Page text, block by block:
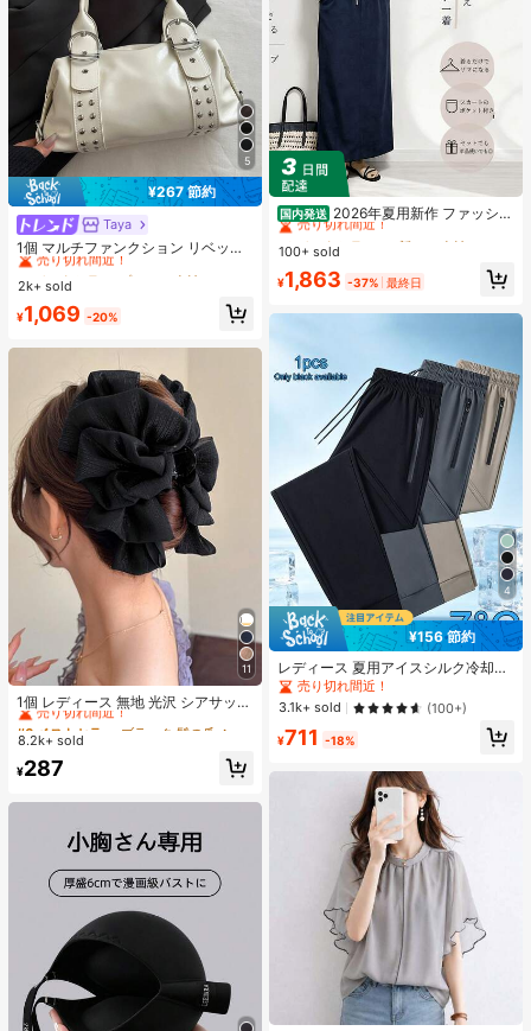
5
¥267 節約
Taya
1個 マルチファンクション リベット
ハンドバッグ、ビンテージバイクス
タイル リベットデコレーション PU
ック アンダーアームバッグ、仕事、
通勤、デート、パーティー、音楽フ
ェスに適しています
#1 ベストセラー
売り切れ間近！
#1 ベストセラー
売り切れ間近！
#1 ベストセラー
売り切れ間近！
#1 ベストセラー
売り切れ間近！
2k+ sold
¥1,069 -20%
11
1個 レディース 無地 光沢 シアサッカ
ー リボン ヘアクリップ、エレガント
なファッション クロークリップ、日
3cm-15cm)
#6 ベストセラー
ブラック 髪の爪
売り切れ間近！
#6 ベストセラー ブラック 髪の爪
売り切れ間近！
#6 ベストセラー ブラック 髪の爪
売り切れ間近！
#6 ベストセラー
8.2k+ sold
¥287
国内発送 2026年夏用新作 ファッショ
ンでカジュアルなセット、女性向け
ゆったりとしたシルエットのスリム
遊びにぴったり
#6 ベストセラー
に 新しい 女性用ツーピース衣装
売り切れ間近！
#6 ベストセラー
売り切れ間近！
#6 ベストセラー
売り切れ間近！
#6 ベストセラー
売り切れ間近！
100+ sold
¥1,863 -37% 最終日
4
¥156 節約
レディース 夏用アイスシルク冷却ジ
ョガーパンツ、速乾軽量スポーツパ
ンツ、ジッパーポケットとウエスト
バンド付き、フィットネスとランニ
ングに適したアスレジャー
売り切れ間近！
3.1k+ sold
(100+)
¥711 -18%